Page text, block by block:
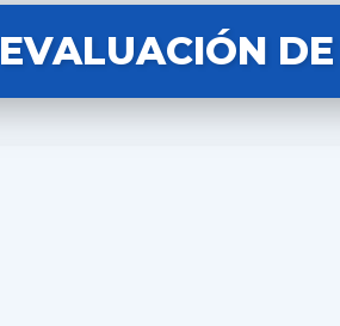
EVALUACIÓN